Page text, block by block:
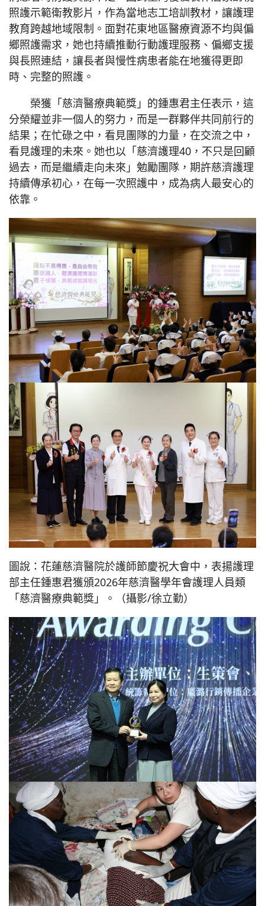
照護示範衛教影片，作為當地志工培訓教材，讓護理
教育跨越地域限制。面對花東地區醫療資源不均與偏
鄉照護需求，她也持續推動行動護理服務、偏鄉支援
與長照連結，讓長者與慢性病患者能在地獲得更即
時、完整的照護。
榮獲「慈濟醫療典範獎」的鍾惠君主任表示，這
分榮耀並非一個人的努力，而是一群夥伴共同前行的
結果；在忙碌之中，看見團隊的力量，在交流之中，
看見護理的未來。她也以「慈濟護理40，不只是回顧
過去，而是繼續走向未來」勉勵團隊，期許慈濟護理
持續傳承初心，在每一次照護中，成為病人最安心的
依靠。
圖說：花蓮慈濟醫院於護師節慶祝大會中，表揚護理
部主任鍾惠君獲頒2026年慈濟醫學年會護理人員類
「慈濟醫療典範獎」。（攝影/徐立勤）